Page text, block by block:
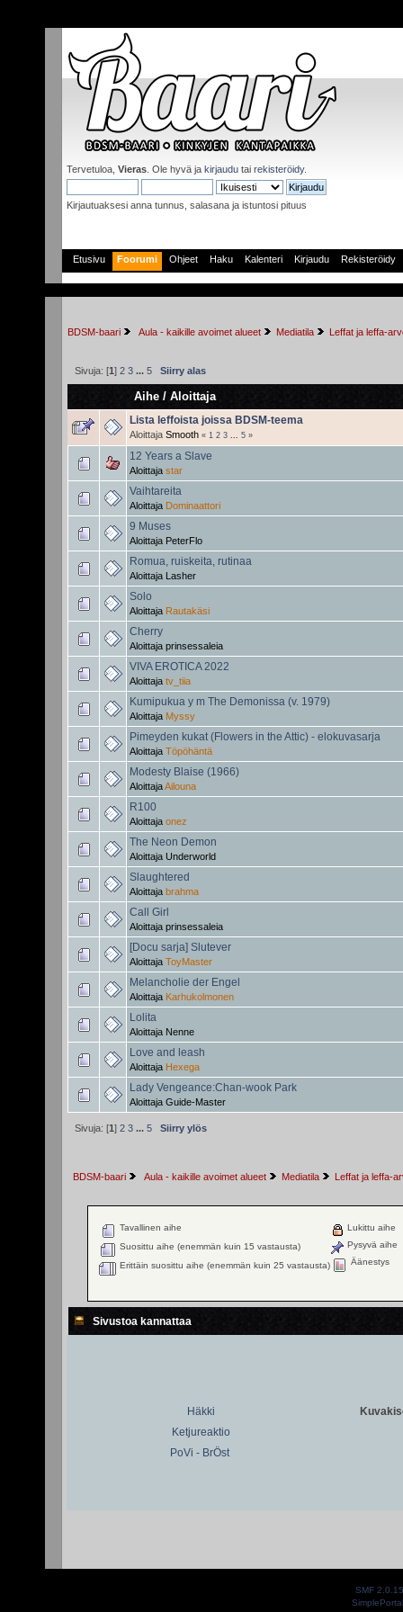
Tervetuloa, Vieras . Ole hyvä ja kirjaudu tai rekisteröidy.
Kirjautuaksesi anna tunnus, salasana ja istuntosi pituus
Etusivu Foorumi Ohjeet Haku Kalenteri Kirjaudu Rekisteröidy
BDSM-baari Aula - kaikille avoimet alueet Mediatila Leffat ja leffa-
Sivuja: [1] 2 3 ... 5 Siirry alas
Aihe /Aloittaja
Lista leffoista joissa BDSM-teema
Aloittaja Smooth « 1 2 3 ... 5 »
12 Years a Slave
Aloittaja star
Vaihtareita
Aloittaja Dominaattori
9 Muses
Aloittaja PeterFlo
Romua, ruiskeita, rutinaa
Aloittaja Lasher
Solo
Aloittaja Rautakäsi
Cherry
Aloittaja prinsessaleia
VIVA EROTICA 2022
Aloittaja tv_tiia
Kumipukua y m The Demonissa (v. 1979)
Aloittaja Myssy
Pimeyden kukat (Flowers in the Attic) - elokuvasarja
Aloittaja Töpöhäntä
Modesty Blaise (1966)
AloittajaAilouna
R100
Aloittaja onez
The Neon Demon
Aloittaja Underworld
Slaughtered
Aloittaja brahma
Call Girl
Aloittaja prinsessaleia
[Docu sarja] Slutever
Aloittaja ToyMaster
Melancholie der Engel
Aloittaja Karhukolmonen
Lolita
Aloittaja Nenne
Love and leash
Aloittaja Hexega
Lady Vengeance:Chan-wook Park
Aloittaja Guide-Master
Sivuja: [1] 2 3 ... 5 Siirry ylös
BDSM-baari Aula - kaikille avoimet alueet Mediatila Leffat ja leffa-
Tavallinen aihe
Suosittu aihe (enemmän kuin 15 vastausta)
Erittäin suosittu aihe (enemmän kuin 25 vastausta)
Lukittu aihe
Pysyvä aihe
Äänestys
Sivustoa kannattaa
Häkki
Ketjureaktio
PoVi - BrÖst
SMF 2.0.15